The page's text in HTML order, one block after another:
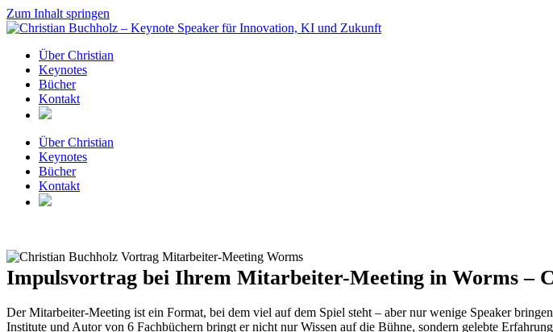
Zum Inhalt springen
Über Christian
Keynotes
Bücher
Kontakt
Über Christian
Keynotes
Bücher
Kontakt
Impulsvortrag bei Ihrem Mitarbeiter-Meeting in Worms –
Der Mitarbeiter-Meeting ist ein Format, bei dem viel auf dem Spiel steht – aber nur wenige Speaker
Institute und Autor von 6 Fachbüchern bringt er nicht nur Wissen auf die Bühne, sondern gelebte